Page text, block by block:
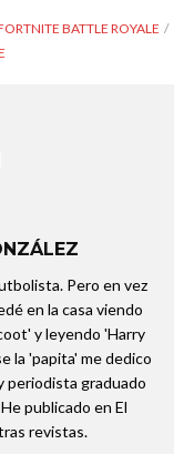
BATTLE ROYALE
Pero en vez
en la casa viendo
y leyendo 'Harry
la 'papita' me dedico
periodista graduado
publicado en El
revistas.